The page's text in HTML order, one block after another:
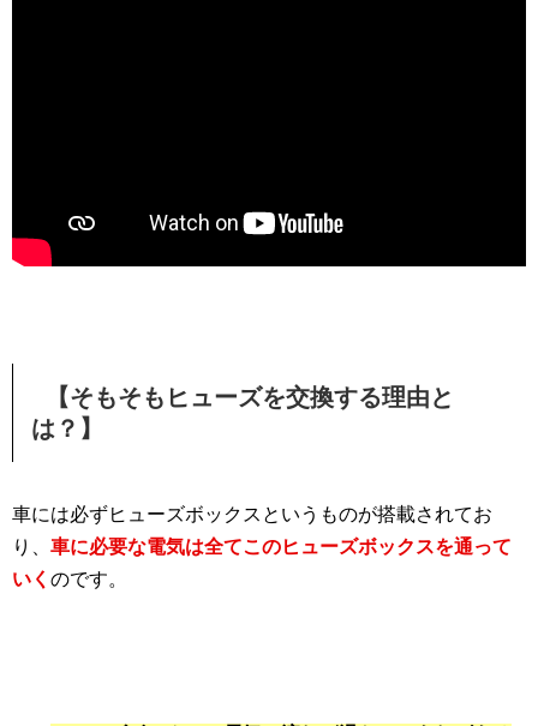
【そもそもヒューズを交換する理由と
は？】
車には必ずヒューズボックスというものが搭載されてお
り、 車に必要な電気は全てこのヒューズボックスを通って
いく のです。